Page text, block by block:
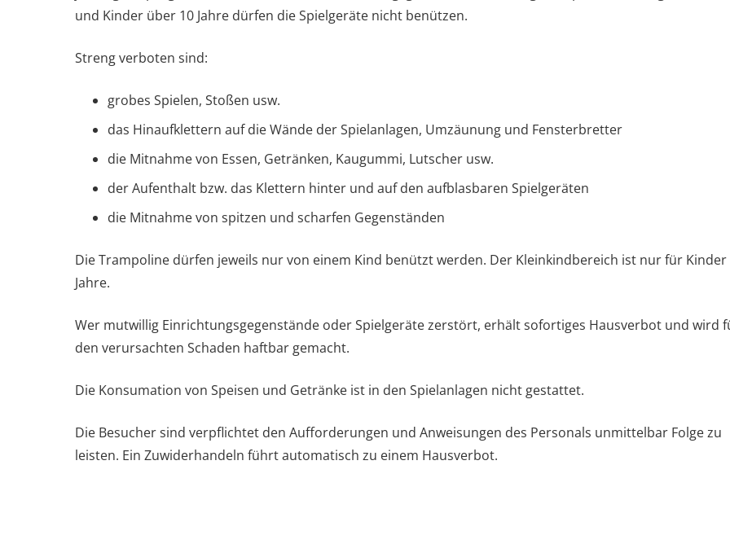
und Kinder über 10 Jahre dürfen die Spielgeräte nicht benützen.
Streng verboten sind:
grobes Spielen, Stoßen usw.
das Hinaufklettern auf die Wände der Spielanlagen, Umzäunung und Fensterbretter
die Mitnahme von Essen, Getränken, Kaugummi, Lutscher usw.
der Aufenthalt bzw. das Klettern hinter und auf den aufblasbaren Spielgeräten
die Mitnahme von spitzen und scharfen Gegenständen
Die Trampoline dürfen jeweils nur von einem Kind benützt werden. Der Kleinkindbereich ist nur für Kinder
Jahre.
Wer mutwillig Einrichtungsgegenstände oder Spielgeräte zerstört, erhält sofortiges Hausverbot und wird
den verursachten Schaden haftbar gemacht.
Die Konsumation von Speisen und Getränke ist in den Spielanlagen nicht gestattet.
Die Besucher sind verpflichtet den Aufforderungen und Anweisungen des Personals unmittelbar Folge zu
leisten. Ein Zuwiderhandeln führt automatisch zu einem Hausverbot.